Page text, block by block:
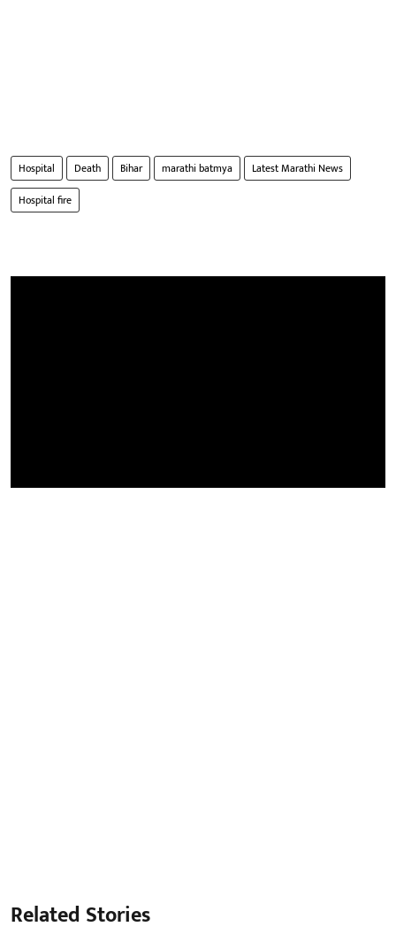
Hospital Death Bihar marathi batmya
Latest Marathi News
Hospital fire
Related Stories